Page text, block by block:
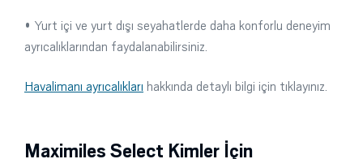
• Yurt içi ve yurt dışı seyahatlerde daha konforlu deneyim
ayrıcalıklarından faydalanabilirsiniz.
Havalimanı ayrıcalıkları hakkında detaylı bilgi için tıklayınız.
Maximiles Select Kimler İçin